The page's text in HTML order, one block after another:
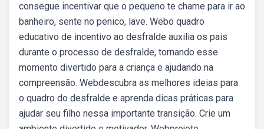
consegue incentivar que o pequeno te chame para ir ao
banheiro, sente no penico, lave. Webo quadro
educativo de incentivo ao desfralde auxilia os pais
durante o processo de desfralde, tornando esse
momento divertido para a criança e ajudando na
compreensão. Webdescubra as melhores ideias para
o quadro do desfralde e aprenda dicas práticas para
ajudar seu filho nessa importante transição. Crie um